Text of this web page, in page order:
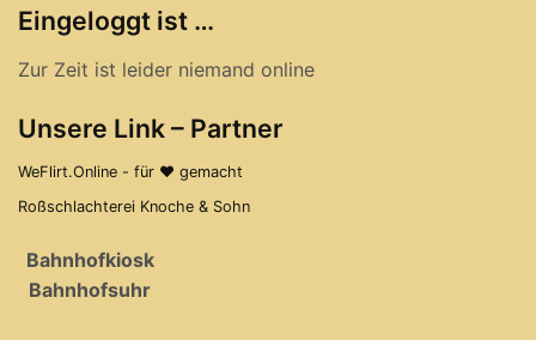
Eingeloggt ist …
Zur Zeit ist leider niemand online
Unsere Link – Partner
WeFlirt.Online - für ♥ gemacht
Roßschlachterei Knoche & Sohn
Bahnhofkiosk
Bahnhofsuhr